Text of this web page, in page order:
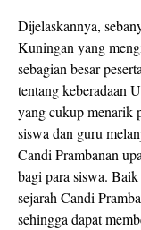
Dijelaskannya,
Kuningan yang
sebagian besar
tentang keberadaan
yang cukup menarik
siswa dan guru
Candi Prambanan
bagi para siswa.
sejarah Candi
sehingga dapat